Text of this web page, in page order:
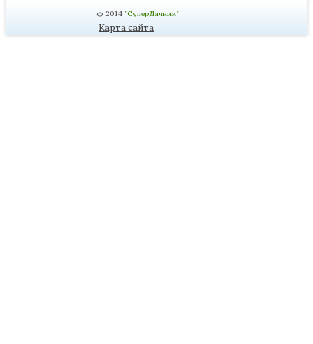
© 2014 "СуперДачник"
Карта сайта